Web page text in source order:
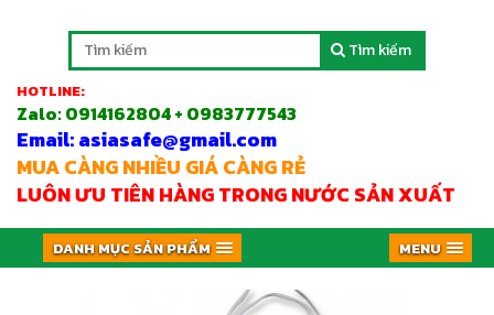
Tìm kiếm
HOTLINE:
Zalo:0914162804 + 0983777543
Email: asiasafe@gmail.com
MUA CÀNG NHIỀU GIÁ CÀNG RẺ
LUÔN ƯU TIÊN HÀNG TRONG NƯỚC SẢN XUẤT
DANH MỤC SẢN PHẨM MENU